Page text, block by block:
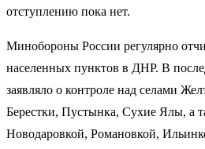
отступлению пока нет.
Минобороны России регулярно
населенных пунктов в ДНР. В
заявляло о контроле над селами
Берестки, Пустынка, Сухие Ялы, а
Новодаровкой, Романовкой,